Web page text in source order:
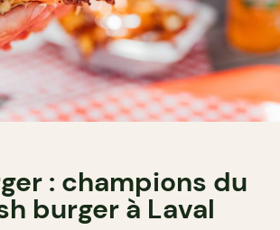
: champions du
burger à Laval